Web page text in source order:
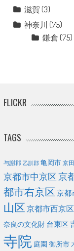
滋賀 (3)
神奈川 (75)
鎌倉 (75)
FLICKR
TAGS
与謝郡 乙訓郡 亀岡市 京
京都市中京区京
都市右京区 京都
山区京都市西京区
奈良の文化財 台東区
寺院 庭園 御所市